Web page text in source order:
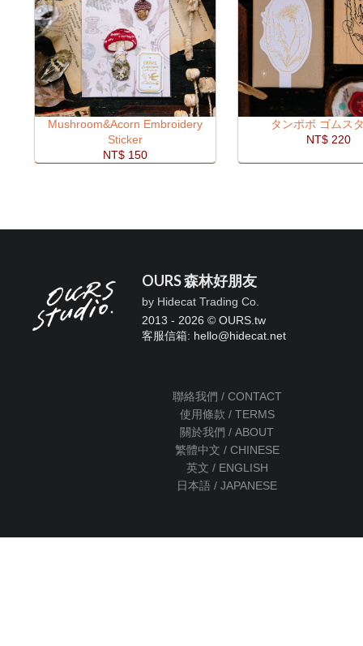
Mushroom&Acorn Embroidery
Sticker
NT$ 150
タンポポ ゴムス
NT$ 220
OURS 森林好朋友
by Hidecat Trading Co.
2013 - 2026 © OURS.tw
客服信箱: hello@hidecat.net
聯絡我們 / CONTACT
使用條款 / TERMS
關於我們 / ABOUT
繁體中文 / CHINESE
英文 / ENGLISH
日本語 / JAPANESE